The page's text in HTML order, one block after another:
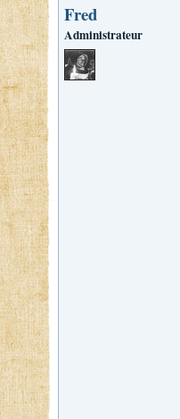
Fred
Administrateur